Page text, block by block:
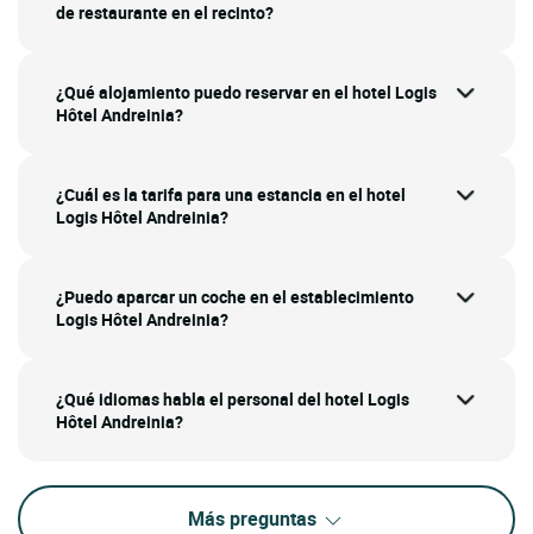
de restaurante en el recinto?
¿Qué alojamiento puedo reservar en el hotel Logis
Hôtel Andreinia?
¿Cuál es la tarifa para una estancia en el hotel
Logis Hôtel Andreinia?
¿Puedo aparcar un coche en el establecimiento
Logis Hôtel Andreinia?
¿Qué idiomas habla el personal del hotel Logis
Hôtel Andreinia?
Más preguntas